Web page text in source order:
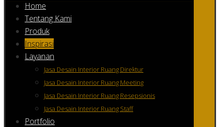
Home
Tentang Kami
Produk
Inspirasi
Layanan
Jasa Desain Interior Ruang Direktur
Jasa Desain Interior Ruang Meeting
Jasa Desain Interior Ruang Resepsionis
Jasa Desain Interior Ruang Staff
Portfolio